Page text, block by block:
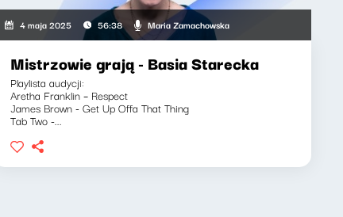
4 maja 2025 56:38 Maria Zamachowska
Mistrzowie grają - Basia Starecka
Playlista audycji:
Aretha Franklin – Respect
James Brown - Get Up Offa That Thing
Tab Two -...